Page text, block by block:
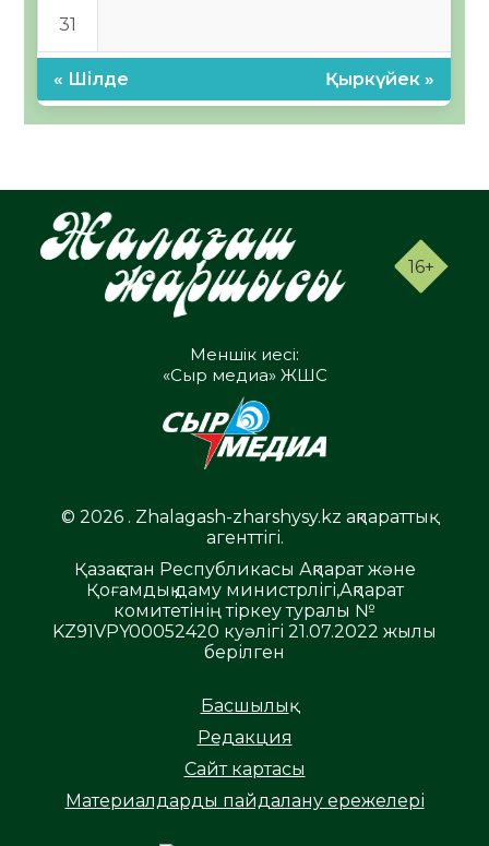
31
« Шілде Қыркүйек »
16+
Меншік иесі:
«Сыр медиа» ЖШС
© 2026 . Zhalagash-zharshysy.kz ақпараттық
агенттігі.
Қазақстан Республикасы Ақпарат және
Қоғамдық даму министрлігі,Ақпарат
комитетінің тіркеу туралы №
KZ91VPY00052420 куәлігі 21.07.2022 жылы
берілген
Басшылық
Редакция
Сайт картасы
Материалдарды пайдалану ережелері